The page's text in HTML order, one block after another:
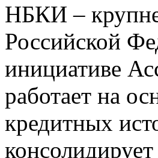
НБКИ –
Российской
инициативе
работает на
кредитных